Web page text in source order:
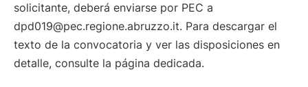
solicitante, deberá enviarse por PEC a
dpd019@pec.regione.abruzzo.it. Para descargar el
texto de la convocatoria y ver las disposiciones en
detalle, consulte la página dedicada.